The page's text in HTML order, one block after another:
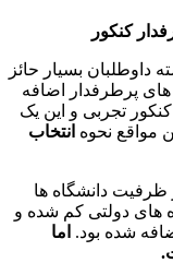
کنکور
داوطلبان بسیار حائز
پرطرفدار اضافه
تجربی و این یک
مواقع نحوه انتخاب
دانشگاه ها
های دولتی کم شده و
شده بود. اما
.